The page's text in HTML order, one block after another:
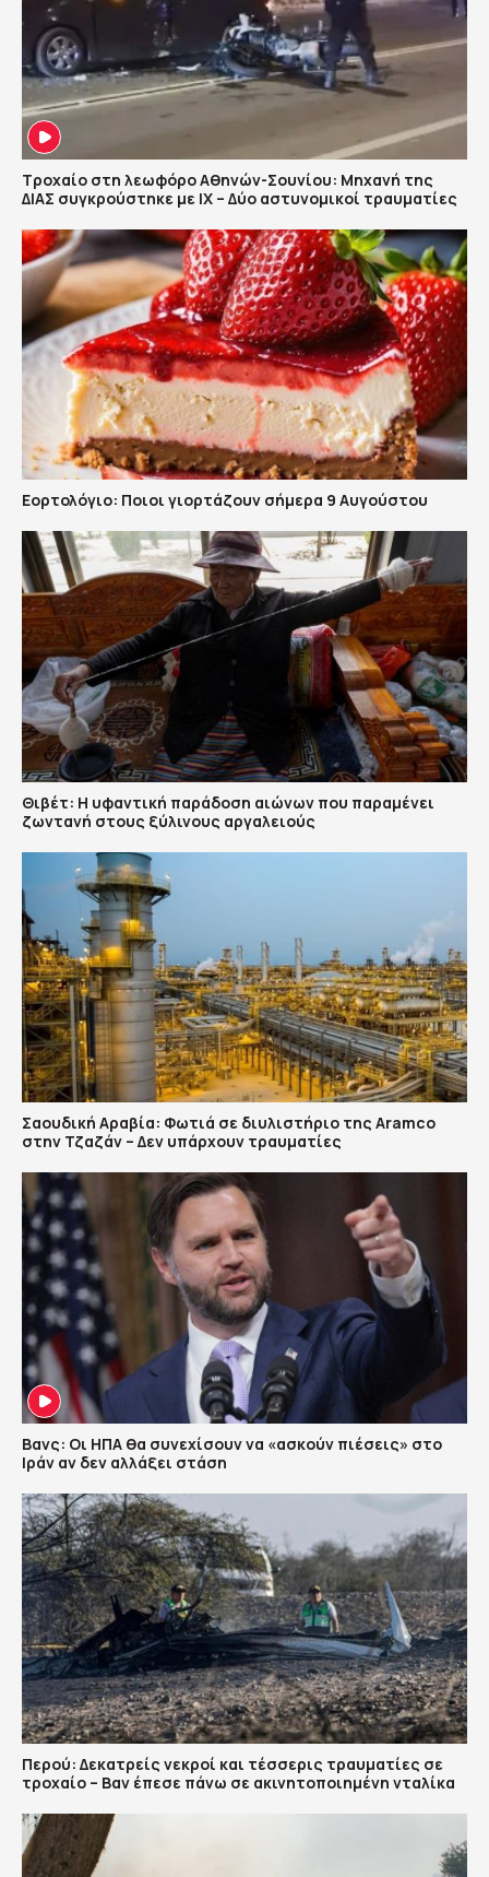
Τροχαίο στη λεωφόρο Αθηνών-Σουνίου: Μηχανή της
ΔΙΑΣ συγκρούστηκε με ΙΧ – Δύο αστυνομικοί τραυματίες
Εορτολόγιο: Ποιοι γιορτάζουν σήμερα 9 Αυγούστου
Θιβέτ: Η υφαντική παράδοση αιώνων που παραμένει
ζωντανή στους ξύλινους αργαλειούς
Σαουδική Αραβία: Φωτιά σε διυλιστήριο της Aramco
στην Τζαζάν – Δεν υπάρχουν τραυματίες
Βανς: Οι ΗΠΑ θα συνεχίσουν να «ασκούν πιέσεις» στο
Ιράν αν δεν αλλάξει στάση
Περού: Δεκατρείς νεκροί και τέσσερις τραυματίες σε
τροχαίο – Βαν έπεσε πάνω σε ακινητοποιημένη νταλίκα